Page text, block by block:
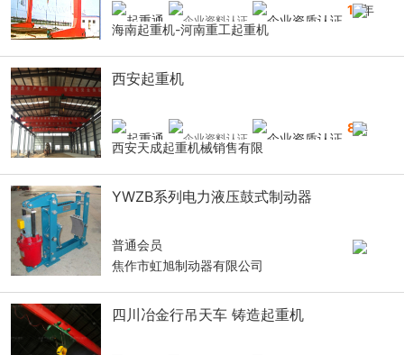
14年
海南起重机-河南重工起重机
西安起重机
8年
西安天成起重机械销售有限
YWZB系列电力液压鼓式制动器
普通会员
焦作市虹旭制动器有限公司
四川冶金行吊天车 铸造起重机